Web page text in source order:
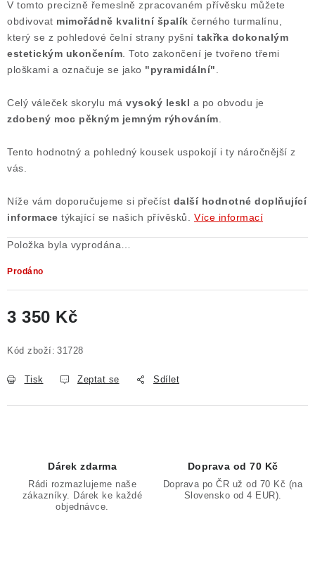
Poučení o právu na odstoupení od smlouvy
V tomto precizně řemeslně zpracovaném přívěsku můžete
obdivovat mimořádně kvalitní špalík černého turmalínu,
který se z pohledové čelní strany pyšní takřka dokonalým
estetickým ukončením . Toto zakončení je tvořeno třemi
ploškami a označuje se jako "pyramidální"
Celý váleček skorylu má vysoký leskl a po obvodu je
zdobený moc pěkným jemným rýhováním
Tento hodnotný a pohledný kousek uspokojí i ty náročnější z
vás.
Níže vám doporučujeme si přečíst další hodnotné doplňující
informace týkající se našich přívěsků. Více informací
Položka byla vyprodána…
Prodáno
3 350 Kč
Kód zboží: 31728
Tisk Zeptat se Sdílet
Dárek zdarma
Rádi rozmazlujeme naše
zákazníky. Dárek ke každé
objednávce.
Doprava od 70 Kč
Doprava po ČR už od 70 Kč (na
Slovensko od 4 EUR).